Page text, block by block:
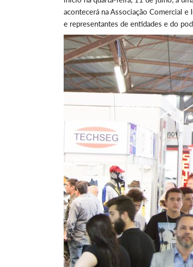
acontecerá na Associação Comercial e
e representantes de entidades e do